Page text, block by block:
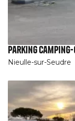
Parking
Nieulle-sur-Seudre